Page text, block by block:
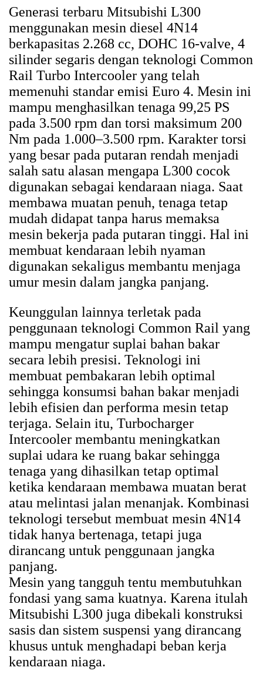
Generasi terbaru Mitsubishi L300
menggunakan mesin diesel 4N14
berkapasitas 2.268 cc, DOHC 16-valve, 4
silinder segaris dengan teknologi Common
Rail Turbo Intercooler yang telah
memenuhi standar emisi Euro 4. Mesin ini
mampu menghasilkan tenaga 99,25 PS
pada 3.500 rpm dan torsi maksimum 200
Nm pada 1.000–3.500 rpm. Karakter torsi
yang besar pada putaran rendah menjadi
salah satu alasan mengapa L300 cocok
digunakan sebagai kendaraan niaga. Saat
membawa muatan penuh, tenaga tetap
mudah didapat tanpa harus memaksa
mesin bekerja pada putaran tinggi. Hal ini
membuat kendaraan lebih nyaman
digunakan sekaligus membantu menjaga
umur mesin dalam jangka panjang.
Keunggulan lainnya terletak pada
penggunaan teknologi Common Rail yang
mampu mengatur suplai bahan bakar
secara lebih presisi. Teknologi ini
membuat pembakaran lebih optimal
sehingga konsumsi bahan bakar menjadi
lebih efisien dan performa mesin tetap
terjaga. Selain itu, Turbocharger
Intercooler membantu meningkatkan
suplai udara ke ruang bakar sehingga
tenaga yang dihasilkan tetap optimal
ketika kendaraan membawa muatan berat
atau melintasi jalan menanjak. Kombinasi
teknologi tersebut membuat mesin 4N14
tidak hanya bertenaga, tetapi juga
dirancang untuk penggunaan jangka
panjang.
Mesin yang tangguh tentu membutuhkan
fondasi yang sama kuatnya. Karena itulah
Mitsubishi L300 juga dibekali konstruksi
sasis dan sistem suspensi yang dirancang
khusus untuk menghadapi beban kerja
kendaraan niaga.